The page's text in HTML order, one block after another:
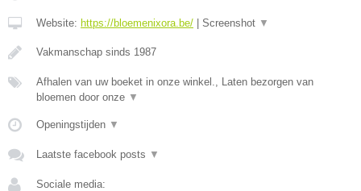
Website: https://bloemenixora.be/ Screenshot ▼
Vakmanschap sinds 1987
Afhalen van uw boeket in onze winkel., Laten bezorgen van
bloemen door onze ▼
Openingstijden ▼
Laatste facebook posts ▼
Sociale media: